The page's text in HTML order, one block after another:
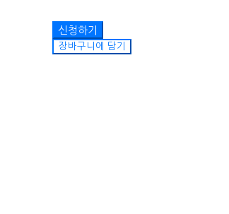
장바구니에 담기